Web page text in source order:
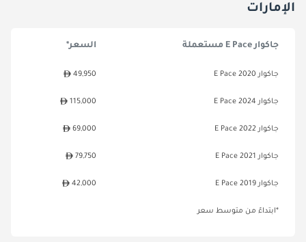
الإمارات
جاكوار E Pace مستعملة السعر*
جاكوار E Pace 2020 49,950
جاكوار E Pace 2024 115,000
جاكوار E Pace 2022 69,000
جاكوار E Pace 2021 79,750
جاكوار E Pace 2019 42,000
*ابتداءً من متوسط سعر